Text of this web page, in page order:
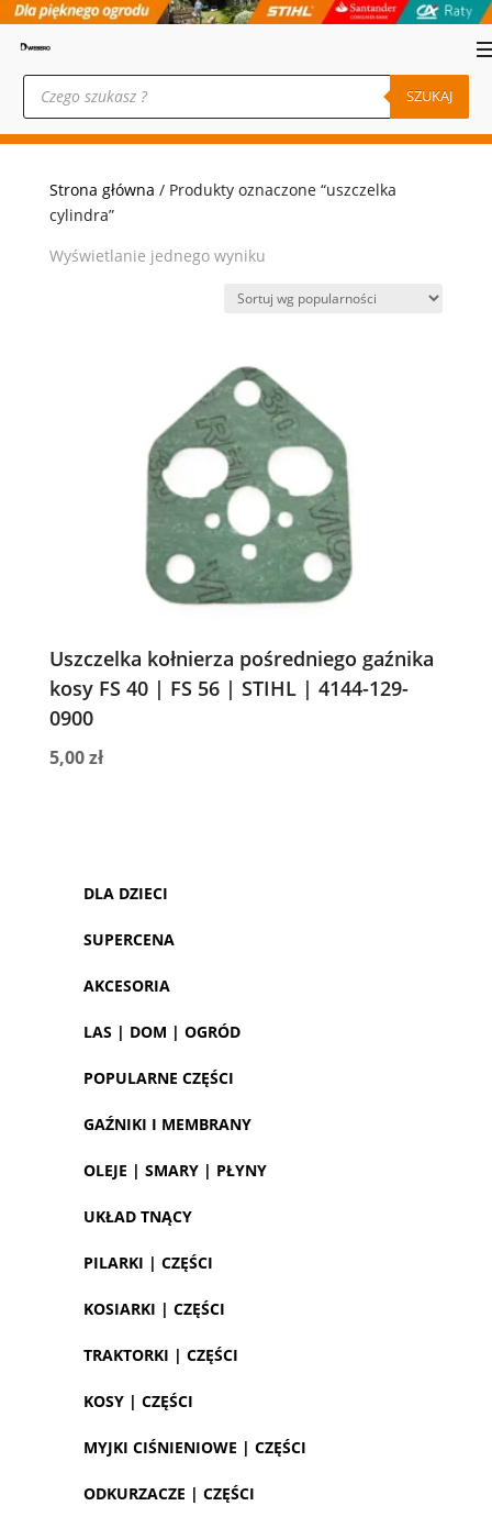
Wyszukiwarka
produktów SZUKAJ
Strona główna / Produkty oznaczone “uszczelka
cylindra”
Wyświetlanie jednego wyniku
Uszczelka kołnierza pośredniego gaźnika
kosy FS 40 | FS 56 | STIHL | 4144-129-
0900
5,00zł
DLA DZIECI
SUPERCENA
AKCESORIA
LAS | DOM | OGRÓD
POPULARNE CZĘŚCI
GAŹNIKI I MEMBRANY
OLEJE | SMARY | PŁYNY
UKŁAD TNĄCY
PILARKI | CZĘŚCI
KOSIARKI | CZĘŚCI
TRAKTORKI | CZĘŚCI
KOSY | CZĘŚCI
MYJKI CIŚNIENIOWE | CZĘŚCI
ODKURZACZE | CZĘŚCI